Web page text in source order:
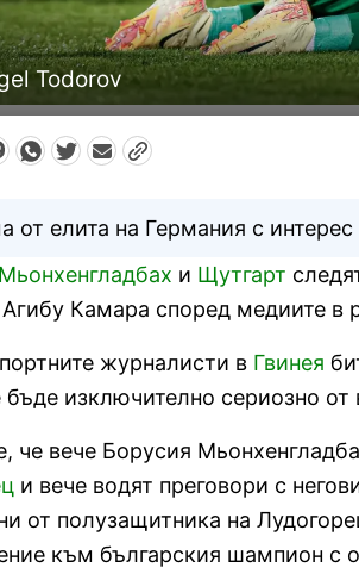
Todorov
от елита на Германия с
и Щутгарт
Агибу Камара според медиите в
журналисти в Гвинея
изключително сериозно от
че вече Борусия
и вече водят преговори с
от полузащитника на
към българския шампион с